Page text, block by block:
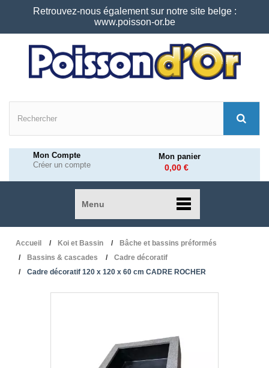
Retrouvez-nous également sur notre site belge :
www.poisson-or.be
Mon Compte
Créer un compte
Mon panier
0,00 €
Menu
Accueil Koi et Bassin
Bâche et bassins préformés
Bassins & cascades
Cadre décoratif
Cadre décoratif 120 x 120 x 60 cm CADRE ROCHER